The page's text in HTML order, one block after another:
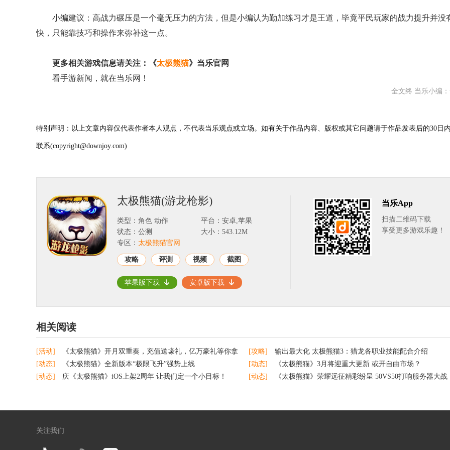
小编建议：高战力碾压是一个毫无压力的方法，但是小编认为勤加练习才是王道，毕竟平民玩家的战力提升并没
快，只能靠技巧和操作来弥补这一点。
更多相关游戏信息请关注：《太极熊猫》当乐官网
看手游新闻，就在当乐网！
全文终 当乐小编
特别声明：以上文章内容仅代表作者本人观点，不代表当乐观点或立场。如有关于作品内容、版权或其它问题请于作品发表后的30日
联系(copyright@downjoy.com)
太极熊猫(游龙枪影)
类型：角色 动作
平台：安卓,苹果
状态：公测
大小：543.12M
专区： 太极熊猫官网
攻略 评测 视频 截图
苹果版下载 安卓版下载
当乐App
扫描二维码下载
享受更多游戏乐趣！
相关阅读
[活动] 《太极熊猫》开月双重奏，充值送壕礼，亿万豪礼等你拿 [攻略]
输出最大化 太极熊猫3：猎龙各职业技能配合介绍
[动态]
《太极熊猫》全新版本“极限飞升”强势上线 [动态]
《太极熊猫》3月将迎重大更新 或开自由市场？
[动态]
庆《太极熊猫》iOS上架2周年 让我们定一个小目标！ [动态] 《太极熊猫》荣耀远征精彩纷呈 50VS50打响服务器大战
关注我们